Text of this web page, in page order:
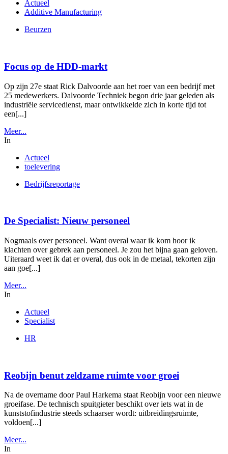
Actueel
Additive Manufacturing
Beurzen
Focus op de HDD-markt
Op zijn 27e staat Rick Dalvoorde aan het roer van een bedrijf met
25 medewerkers. Dalvoorde Techniek begon drie jaar geleden als
industriële servicedienst, maar ontwikkelde zich in korte tijd tot
een[...]
Meer...
In
Actueel
toelevering
Bedrijfsreportage
De Specialist: Nieuw personeel
Nogmaals over personeel. Want overal waar ik kom hoor ik
klachten over gebrek aan personeel. Je zou het bijna gaan geloven.
Uiteraard weet ik dat er overal, dus ook in de metaal, tekorten zijn
aan goe[...]
Meer...
In
Actueel
Specialist
HR
Reobijn benut zeldzame ruimte voor groei
Na de overname door Paul Harkema staat Reobijn voor een nieuwe
groeifase. De technisch spuitgieter beschikt over iets wat in de
kunststofindustrie steeds schaarser wordt: uitbreidingsruimte,
voldoen[...]
Meer...
In